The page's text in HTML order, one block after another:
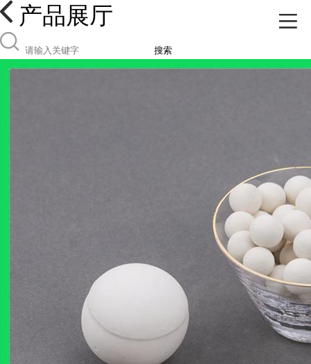
产品展厅
搜索